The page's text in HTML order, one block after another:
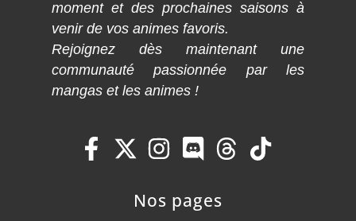
moment et des prochaines saisons à
venir de vos animes favoris.
Rejoignez dès maintenant une
communauté passionnée par les
mangas et les animes !
Nos pages